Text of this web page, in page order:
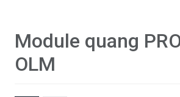
Module quang
OLM